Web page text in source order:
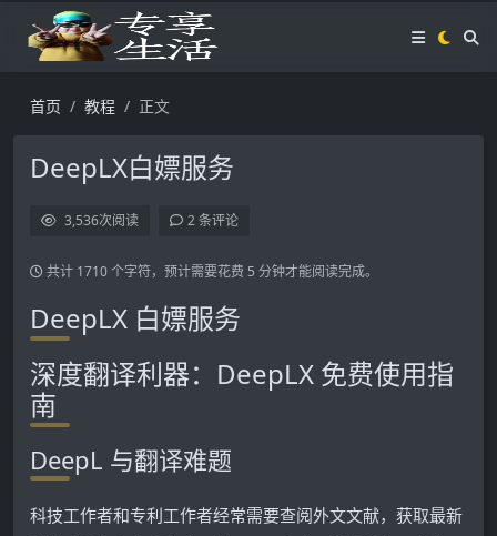
首页 教程 正文
DeepLX白嫖服务
3,536次阅读 2 条评论
共计 1710 个字符，预计需要花费 5 分钟才能阅读完成。
DeepLX 白嫖服务
深度翻译利器：DeepLX 免费使用指
南
DeepL 与翻译难题
科技工作者和专利工作者经常需要查阅外文文献，获取最新